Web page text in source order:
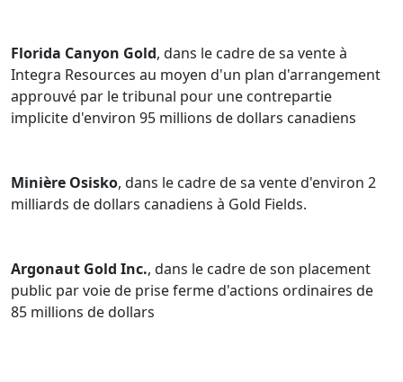
Florida Canyon Gold, dans le cadre de sa vente à
Integra Resources au moyen d'un plan d'arrangement
approuvé par le tribunal pour une contrepartie
implicite d'environ 95 millions de dollars canadiens
Minière Osisko, dans le cadre de sa vente d'environ 2
milliards de dollars canadiens à Gold Fields.
Argonaut Gold Inc., dans le cadre de son placement
public par voie de prise ferme d'actions ordinaires de
85 millions de dollars